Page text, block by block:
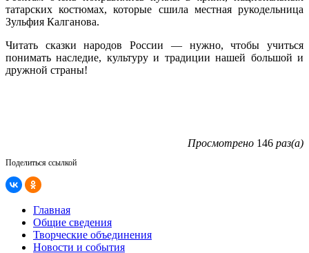
татарских костюмах, которые сшила местная рукодельница
Зульфия Калганова.
Читать сказки народов России — нужно, чтобы учиться
понимать наследие, культуру и традиции нашей большой и
дружной страны!
Просмотрено 146 раз(а)
Поделиться ссылкой
Главная
Общие сведения
Творческие объединения
Новости и события